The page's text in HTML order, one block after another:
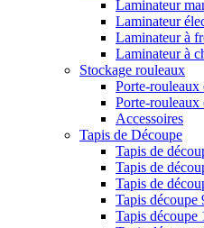
Laminateur
Laminateur
Laminateur à
Laminateur à
Stockage rouleaux
Porte-rouleaux
Porte-rouleaux
Accessoires
Tapis de Découpe
Tapis de
Tapis de
Tapis de
Tapis découpe
Tapis découpe